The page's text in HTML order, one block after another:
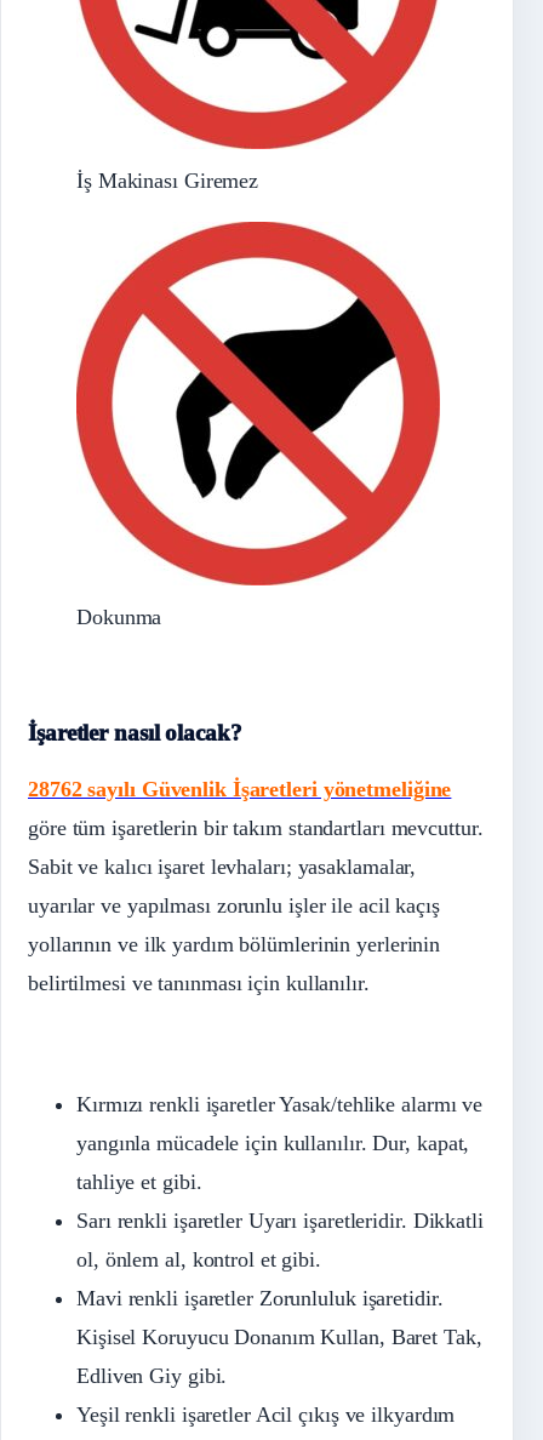
İş Makinası Giremez
Dokunma
İşaretler nasıl olacak?
28762 sayılı Güvenlik İşaretleri yönetmeliğine
göre tüm işaretlerin bir takım standartları mevcuttur.
Sabit ve kalıcı işaret levhaları; yasaklamalar,
uyarılar ve yapılması zorunlu işler ile acil kaçış
yollarının ve ilk yardım bölümlerinin yerlerinin
belirtilmesi ve tanınması için kullanılır.
Kırmızı renkli işaretler Yasak/tehlike alarmı ve
yangınla mücadele için kullanılır. Dur, kapat,
tahliye et gibi.
Sarı renkli işaretler Uyarı işaretleridir. Dikkatli
ol, önlem al, kontrol et gibi.
Mavi renkli işaretler Zorunluluk işaretidir.
Kişisel Koruyucu Donanım Kullan, Baret Tak,
Edliven Giy gibi.
Yeşil renkli işaretler Acil çıkış ve ilkyardım